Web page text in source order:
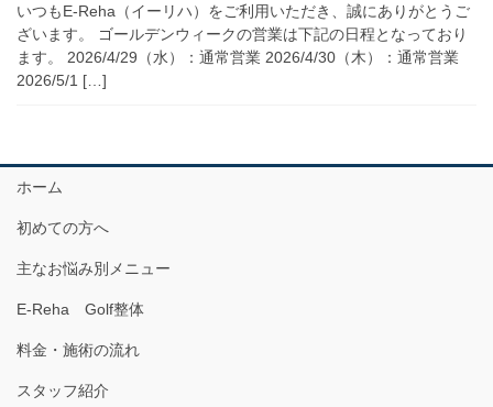
いつもE-Reha（イーリハ）をご利用いただき、誠にありがとうご
ざいます。 ゴールデンウィークの営業は下記の日程となっており
ます。 2026/4/29（水）：通常営業 2026/4/30（木）：通常営業
2026/5/1 […]
ホーム
初めての方へ
主なお悩み別メニュー
E-Reha Golf整体
料金・施術の流れ
スタッフ紹介